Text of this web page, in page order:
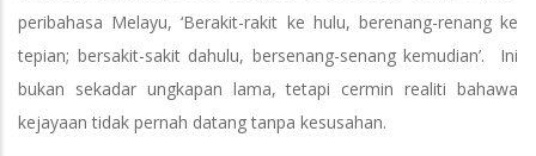
peribahasa Melayu, ‘Berakit-rakit ke hulu, berenang-renang ke
tepian; bersakit-sakit dahulu, bersenang-senang kemudian’. Ini
bukan sekadar ungkapan lama, tetapi cermin realiti bahawa
kejayaan tidak pernah datang tanpa kesusahan.